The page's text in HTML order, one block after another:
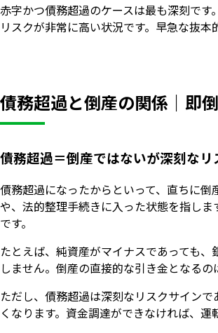
赤字かつ債務超過のケースは最も深刻で
リスクが非常に高い状況です。早急な抜本
債務超過と倒産の関係｜即
債務超過＝倒産ではないが深刻なリ
債務超過になったからといって、直ちに
や、法的整理手続きに入った状態を指し
です。
たとえば、純資産がマイナスであっても
しません。倒産の直接的な引き金となる
ただし、債務超過は深刻なリスクサイン
くなります。資金調達ができなければ、